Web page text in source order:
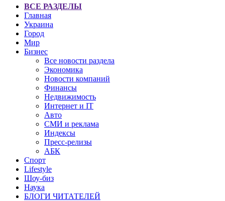
ВСЕ РАЗДЕЛЫ
Главная
Украина
Город
Мир
Бизнес
Все новости раздела
Экономика
Новости компаний
Финансы
Недвижимость
Интернет и IT
Авто
СМИ и реклама
Индексы
Пресс-релизы
АБК
Спорт
Lifestyle
Шоу-биз
Наука
БЛОГИ ЧИТАТЕЛЕЙ